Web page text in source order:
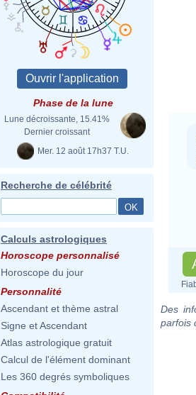
Phase de la lune
Lune décroissante, 15.41%
Dernier croissant
Mer. 12 août 17h37 T.U.
Recherche de célébrité
Calculs astrologiques
Horoscope personnalisé
Horoscope du jour
Personnalité
Ascendant et thème astral
Signe et Ascendant
Atlas astrologique gratuit
Calcul de l'élément dominant
Les 360 degrés symboliques
Des
parfois